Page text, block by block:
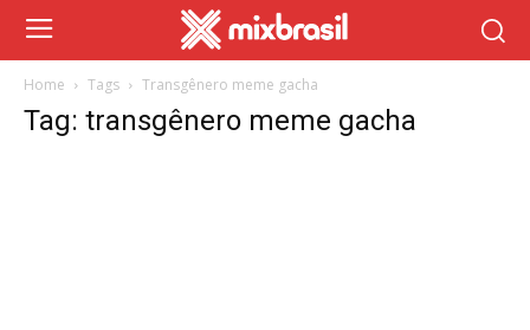
Home Tags Transgênero meme gacha
Tag: transgênero meme gacha